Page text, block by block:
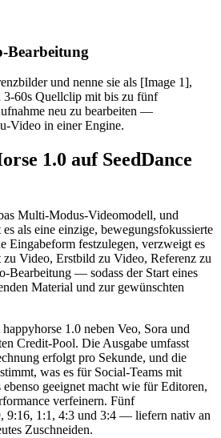
Bearbeitung
und nenne sie als [Image 1],
3-60s Quellclip mit bis zu fünf
neu zu bearbeiten —
Video in einer Engine.
1.0 auf SeedDance
Multi-Modus-Videomodell, und
als eine einzige, bewegungsfokussierte
Eingabeform festzulegen, verzweigt es
Video, Erstbild zu Video, Referenz zu
Bearbeitung — sodass der Start eines
Material und zur gewünschten
1.0 neben Veo, Sora und
Credit-Pool. Die Ausgabe umfasst
erfolgt pro Sekunde, und die
was es für Social-Teams mit
geeignet macht wie für Editoren,
verfeinern. Fünf
9:16, 1:1, 4:3 und 3:4 — liefern nativ an
Zuschneiden.